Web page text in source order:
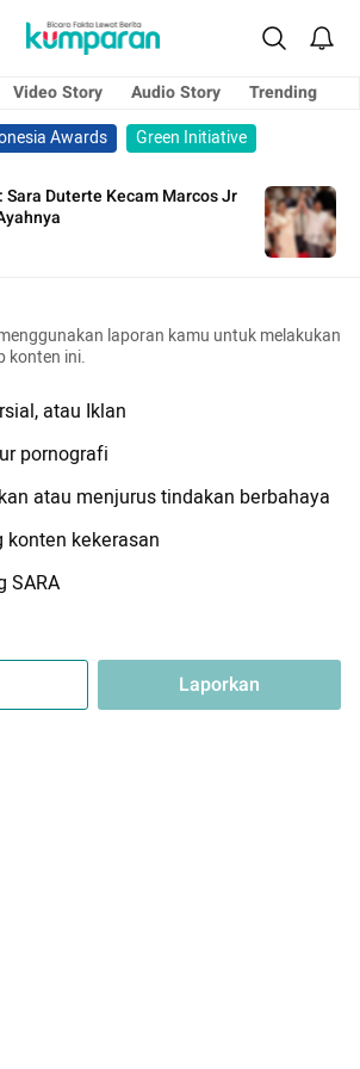
Video Story Audio Story
Trending
Awards
Green Initiative
Sara Duterte Kecam Marcos Jr
laporan kamu untuk melakukan
konten ini.
atau Iklan
pornografi
atau menjurus tindakan berbahaya
konten kekerasan
SARA
Laporkan